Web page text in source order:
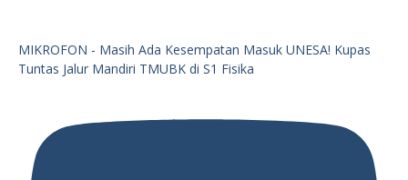
MIKROFON - Masih Ada Kesempatan Masuk UNESA! Kupas
Tuntas Jalur Mandiri TMUBK di S1 Fisika